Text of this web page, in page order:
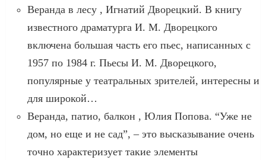
Веранда в лесу , Игнатий Дворецкий. В книгу
известного драматурга И. М. Дворецкого
включена большая часть его пьес, написанных с
1957 по 1984 г. Пьесы И. М. Дворецкого,
популярные у театральных зрителей, интересны и
для широкой…
Веранда, патио, балкон , Юлия Попова. “Уже не
дом, но еще и не сад”, – это высказывание очень
точно характеризует такие элементы